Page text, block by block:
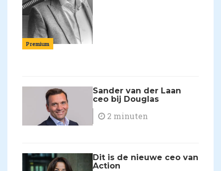
Premium
Sander van der Laan
ceo bij Douglas
2 minuten
Dit is de nieuwe ceo van
Action